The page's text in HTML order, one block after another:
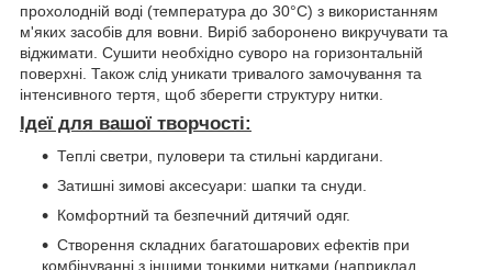
прохолодній воді (температура до 30°C) з використанням
м'яких засобів для вовни. Виріб заборонено викручувати та
віджимати. Сушити необхідно суворо на горизонтальній
поверхні. Також слід уникати тривалого замочування та
інтенсивного тертя, щоб зберегти структуру нитки.
Ідеї для вашої творчості:
Теплі светри, пуловери та стильні кардигани.
Затишні зимові аксесуари: шапки та снуди.
Комфортний та безпечний дитячий одяг.
Створення складних багатошарових ефектів при
комбінуванні з іншими тонкими нитками (наприклад,